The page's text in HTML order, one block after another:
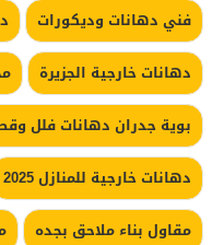
فني دهانات وديكورات
دهانات خارجية الجزيرة
بوية جدران دهانات فلل
دهانات خارجية للمنازل 2025
مقاول بناء ملاحق بجده